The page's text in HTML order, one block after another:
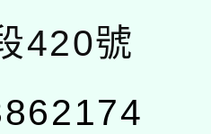
420號